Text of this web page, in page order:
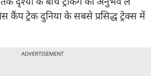
कैंप ट्रेक दुनिया के सबसे प्रसिद्ध ट्रेक्स में
ADVERTISEMENT